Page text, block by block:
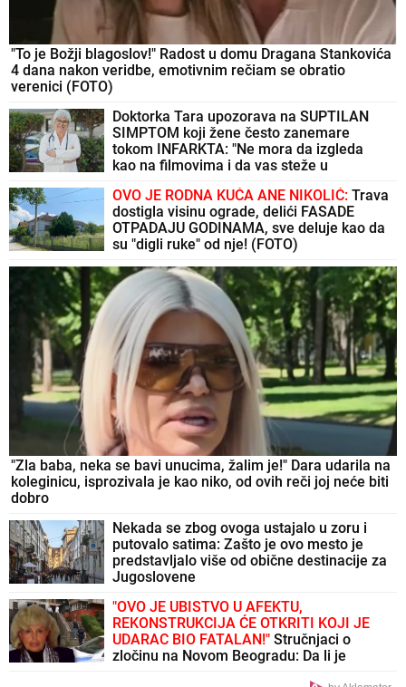
"To je Božji blagoslov!" Radost u domu Dragana Stankovića
4 dana nakon veridbe, emotivnim rečiam se obratio
verenici (FOTO)
Doktorka Tara upozorava na SUPTILAN
SIMPTOM koji žene često zanemare
tokom INFARKTA: "Ne mora da izgleda
kao na filmovima i da vas steže u
OVO JE RODNA KUĆA ANE NIKOLIĆ: Trava
dostigla visinu ograde, delići FASADE
OTPADAJU GODINAMA, sve deluje kao da
su "digli ruke" od nje! (FOTO)
"Zla baba, neka se bavi unucima, žalim je!" Dara udarila na
koleginicu, isprozivala je kao niko, od ovih reči joj neće biti
dobro
Nekada se zbog ovoga ustajalo u zoru i
putovalo satima: Zašto je ovo mesto je
predstavljalo više od obične destinacije za
Jugoslovene
"OVO JE UBISTVO U AFEKTU,
REKONSTRUKCIJA ĆE OTKRITI KOJI JE
UDARAC BIO FATALAN!" Stručnjaci o
zločinu na Novom Beogradu: Da li je